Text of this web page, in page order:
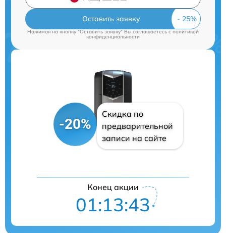
Оставить заявку
Нажимая на кнопку "Оставить заявку" Вы соглашаетесь cполитикой
конфиденциальности
-20%
Скидка по
предварительной
записи на сайте
Конец акции
01:13:42